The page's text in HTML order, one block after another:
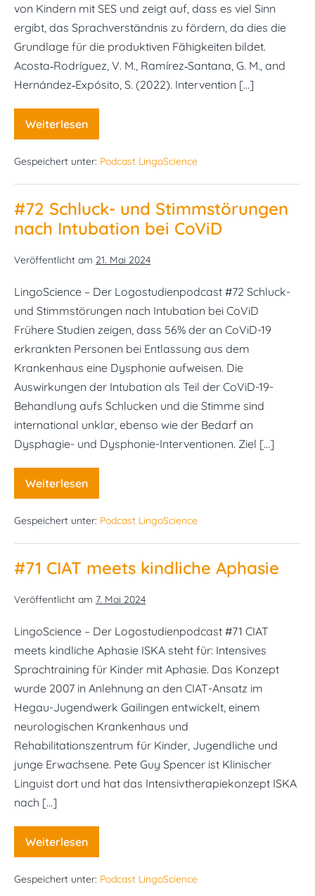
von Kindern mit SES und zeigt auf, dass es viel Sinn
ergibt, das Sprachverständnis zu fördern, da dies die
Grundlage für die produktiven Fähigkeiten bildet.
Acosta‐Rodríguez, V. M., Ramírez‐Santana, G. M., and
Hernández‐Expósito, S. (2022). Intervention […]
Weiterlesen
#73
Verstehst
Gruppenintervention
Sprachverständnistraining
Vorschulkindern
Gespeichert unter: Podcast LingoScience
#72 Schluck- und Stimmstörungen
nach Intubation bei CoViD
Veröffentlicht am 21. Mai 2024
LingoScience – Der Logostudienpodcast #72 Schluck-
und Stimmstörungen nach Intubation bei CoViD
Frühere Studien zeigen, dass 56% der an CoViD-19
erkrankten Personen bei Entlassung aus dem
Krankenhaus eine Dysphonie aufweisen. Die
Auswirkungen der Intubation als Teil der CoViD-19-
Behandlung aufs Schlucken und die Stimme sind
international unklar, ebenso wie der Bedarf an
Dysphagie- und Dysphonie-Interventionen. Ziel […]
Weiterlesen
#72
Schluck-
Stimmstörungen
Intubation
CoViD
Gespeichert unter: Podcast LingoScience
#71 CIAT meets kindliche Aphasie
Veröffentlicht am 7. Mai 2024
LingoScience – Der Logostudienpodcast #71 CIAT
meets kindliche Aphasie ISKA steht für: Intensives
Sprachtraining für Kinder mit Aphasie. Das Konzept
wurde 2007 in Anlehnung an den CIAT-Ansatz im
Hegau-Jugendwerk Gailingen entwickelt, einem
neurologischen Krankenhaus und
Rehabilitationszentrum für Kinder, Jugendliche und
junge Erwachsene. Pete Guy Spencer ist Klinischer
Linguist dort und hat das Intensivtherapiekonzept ISKA
nach […]
Weiterlesen
#71
CIAT
kindliche
Gespeichert unter: Podcast LingoScience